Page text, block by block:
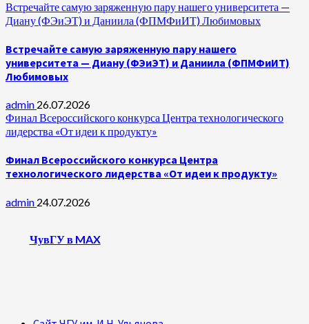
Встречайте самую заряженную пару нашего университета —
Диану (ФЭиЭТ) и Даниила (ФПМФиИТ) Любимовых
Встречайте самую заряженную пару нашего
университета — Диану (ФЭиЭТ) и Даниила (ФПМФиИТ)
Любимовых
admin 26.07.2026
Финал Всероссийского конкурса Центра технологического
лидерства «От идеи к продукту»
Финал Всероссийского конкурса Центра
технологического лидерства «От идеи к продукту»
admin 24.07.2026
ЧувГУ в MAX